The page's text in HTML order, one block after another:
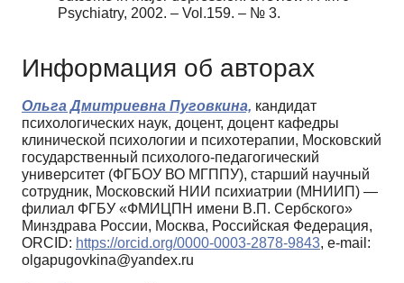
Psychiatry, 2002. – Vol.159. – № 3.
Информация об авторах
Ольга Дмитриевна Пуговкина, кандидат
психологических наук, доцент, доцент кафедры
клинической психологии и психотерапии, Московский
государственный психолого-педагогический
университет (ФГБОУ ВО МГППУ), старший научный
сотрудник, Московский НИИ психиатрии (МНИИП) —
филиал ФГБУ «ФМИЦПН имени В.П. Сербского»
Минздрава России, Москва, Российская Федерация,
ORCID: https://orcid.org/0000-0003-2878-9843, e-mail:
olgapugovkina@yandex.ru